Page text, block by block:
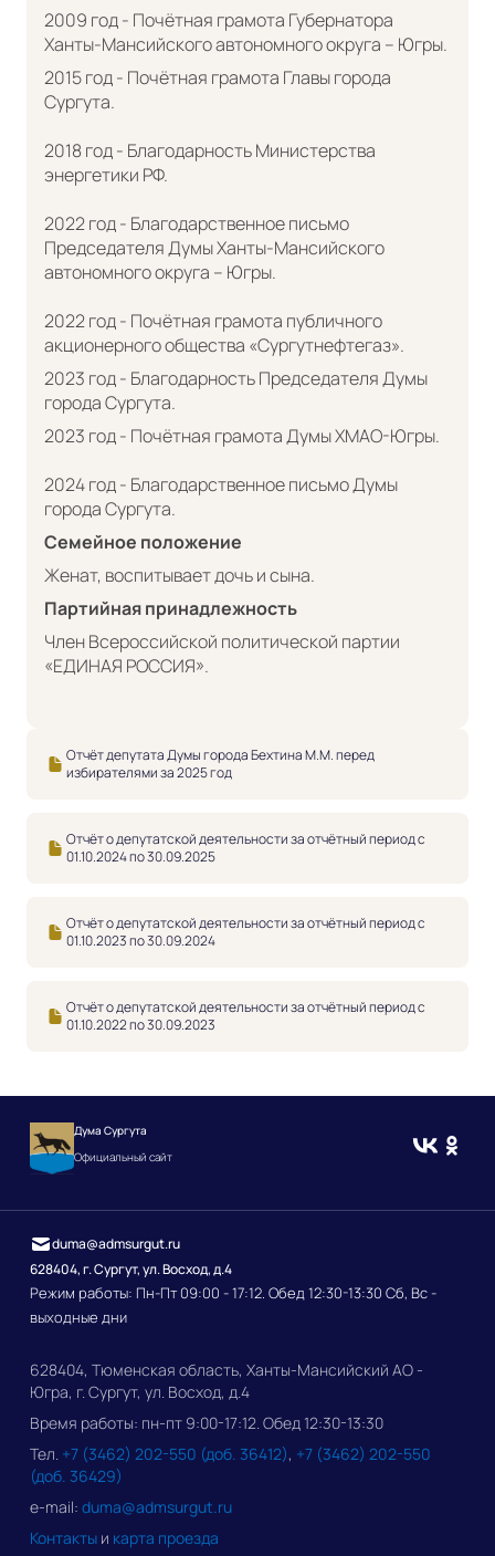
2009 год - Почётная грамота Губернатора
Ханты-Мансийского автономного округа – Югры.
2015 год - Почётная грамота Главы города
Сургута.
2018 год - Благодарность Министерства
энергетики РФ.
2022 год - Благодарственное письмо
Председателя Думы Ханты-Мансийского
автономного округа – Югры.
2022 год - Почётная грамота публичного
акционерного общества «Сургутнефтегаз».
2023 год - Благодарность Председателя Думы
города Сургута.
2023 год - Почётная грамота Думы ХМАО-Югры.
2024 год - Благодарственное письмо Думы
города Сургута.
Семейное положение
Женат, воспитывает дочь и сына.
Партийная принадлежность
Член Всероссийской политической партии
«ЕДИНАЯ РОССИЯ».
Отчёт депутата Думы города Бехтина М.М. перед
избирателями за 2025 год
Отчёт о депутатской деятельности за отчётный период с
01.10.2024 по 30.09.2025
Отчёт о депутатской деятельности за отчётный период с
01.10.2023 по 30.09.2024
Отчёт о депутатской деятельности за отчётный период с
01.10.2022 по 30.09.2023
Дума Сургута
Официальный сайт
628404, г. Сургут, ул. Восход, д.4
Режим работы: Пн-Пт 09:00 - 17:12. Обед 12:30-13:30 Сб, Вс -
выходные дни
duma@admsurgut.ru
628404, Тюменская область, Ханты-Мансийский АО -
Югра, г. Сургут, ул. Восход, д.4
Время работы: пн-пт 9:00-17:12. Обед 12:30-13:30
Тел. +7 (3462) 202-550 (доб. 36412), +7 (3462) 202-550
(доб. 36429)
e-mail: duma@admsurgut.ru
Контакты и карта проезда